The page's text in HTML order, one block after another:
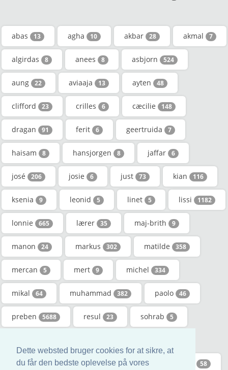
Dette websted bruger cookies for at sikre, at
du får den bedste oplevelse på vores
abas 13 agha 10 akbar 28 akmal 7
algirdas 8 anees 8 asbjorn 524
aung 22 aviaaja 13 ayten 48
clifford 23 crilles 6 cæcilie 148
dragan 91 ferit 6 geertruida 7
haisam 8 hansjorgen 8 jaffar 6
josé 206 josie 6 just 73 kian 116
ksenia 9 leonid 5 linet 5 lissi 1182
lonnie 665 lærer 35 maj-brith 9
manon 24 markus 302 matilde 358
mercan 5 mert 9 michel 334
mikal 64 muhammad 382 paolo 46
preben 5688 resul 23 sohrab 5
willum 9 yuri 8 zaid 22 58